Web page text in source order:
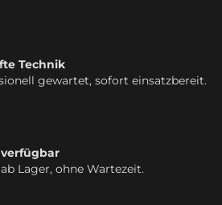
Technik
gewartet, sofort einsatzbereit.
Lager, ohne Wartezeit.